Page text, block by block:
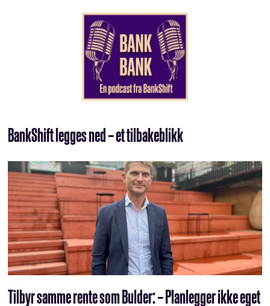
BankShift legges ned – et tilbakeblikk
Tilbyr samme rente som Bulder: – Planlegger ikke eget